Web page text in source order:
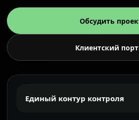
Обсудить
Клиентский
Единый контур контроля